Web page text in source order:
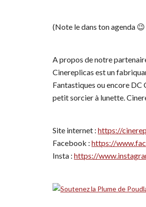
(Note le dans ton agenda 😉
A propos de notre
Cinereplicas est un
Fantastiques ou encore DC
petit sorcier à lunette.
Site internet : https://
Facebook : https://
Insta : https://